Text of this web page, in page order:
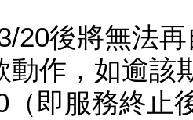
20後將無法
動作，如逾該
（即服務終止